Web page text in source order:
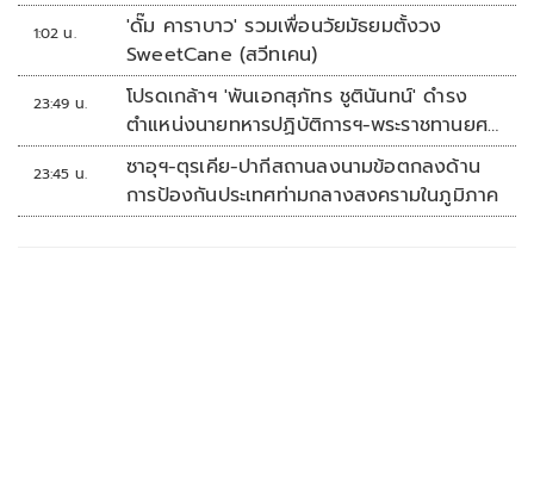
1:02 น.
'ดั๊ม คาราบาว' รวมเพื่อนวัยมัธยมตั้งวง
SweetCane (สวีทเคน)
23:49 น.
โปรดเกล้าฯ 'พันเอกสุภัทร ชูตินันทน์' ดำรง
ตำแหน่งนายทหารปฏิบัติการฯ-พระราชทานยศ
'พลตรี'
23:45 น.
ซาอุฯ-ตุรเคีย-ปากีสถานลงนามข้อตกลงด้าน
การป้องกันประเทศท่ามกลางสงครามในภูมิภาค